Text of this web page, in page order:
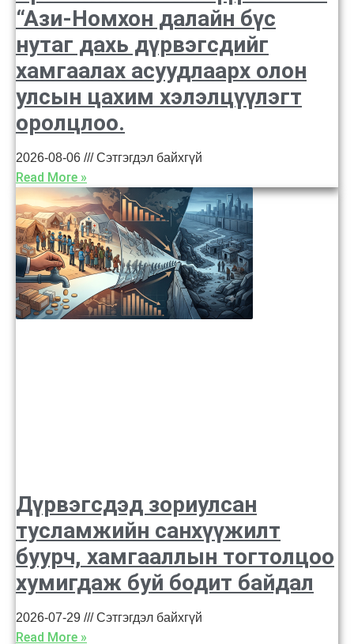
“Ази-Номхон далайн бүс
нутаг дахь дүрвэгсдийг
хамгаалах асуудлаарх олон
улсын цахим хэлэлцүүлэгт
оролцлоо.
2026-08-06 Сэтгэгдэл байхгүй
Read More »
Дүрвэгсдэд зориулсан
тусламжийн санхүүжилт
буурч, хамгааллын тогтолцоо
хумигдаж буй бодит байдал
2026-07-29 Сэтгэгдэл байхгүй
Read More »